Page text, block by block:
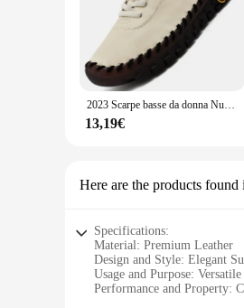
2023 Scarpe basse da donna Nuovi mocassini ortopedici Mocassini da donna cuciti Slip On Ballerine per le donne Scarpe da infermiera medica
13,19€
Here are the products found
Specifications:
Material: Premium Leather
Design and Style: Elegant
Usage and Purpose:
Performance and Property: